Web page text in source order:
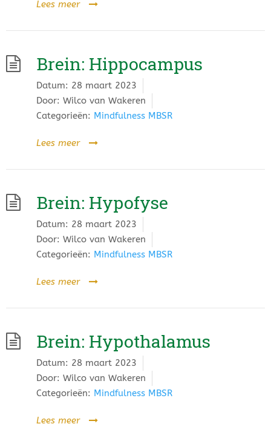
Lees meer
Brein: Hippocampus
Datum: 28 maart 2023
Door: Wilco van Wakeren
Categorieën: Mindfulness MBSR
Lees meer
Brein: Hypofyse
Datum: 28 maart 2023
Door: Wilco van Wakeren
Categorieën: Mindfulness MBSR
Lees meer
Brein: Hypothalamus
Datum: 28 maart 2023
Door: Wilco van Wakeren
Categorieën: Mindfulness MBSR
Lees meer